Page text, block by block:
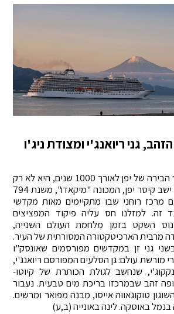
גני ריואנג'י ומצודת ניג'ו
קיוטו, שהייתה עיר הבירה של יפן לאורך 1000 שנים, היא לא רק
מרכז שלטוני שבו ישב קיסר יפן, המכונה "מיקאדו", משנת 794
אלה גם מרכז רוחני שבו מתקיימים מאות מקדשי
זה. למזלנו חס עליה פיקוד המפציצים
השקט בזמן מלחמת העולם השנייה,
מרבית הארכיטקטורה המסורתית של העיר.
גני זן במקדשים מפורסמים שאונסק"ו
מורשת עולם: גן הסלעים המפורסם ריואנג'י,
שנחשב לגולת הכותרת של קיוטו-
זהב שבמרכזו בריכת מים טבעית. נעבור
טוקוגאווה אייסו, מבנה מפואר ומרשים.
באוסקה. לינה באונייה (ב,ע)